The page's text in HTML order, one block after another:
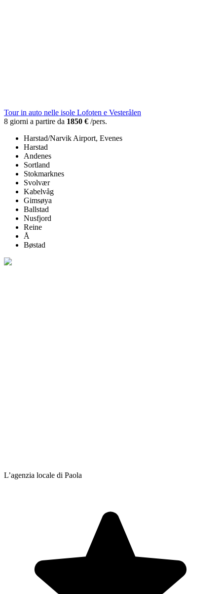
Tour in auto nelle isole Lofoten e Vesterålen
8 giorni a partire da 1850 € /pers.
Harstad/Narvik Airport, Evenes
Harstad
Andenes
Sortland
Stokmarknes
Svolvær
Kabelvåg
Gimsøya
Ballstad
Nusfjord
Reine
Å
Bøstad
L’agenzia locale di Paola